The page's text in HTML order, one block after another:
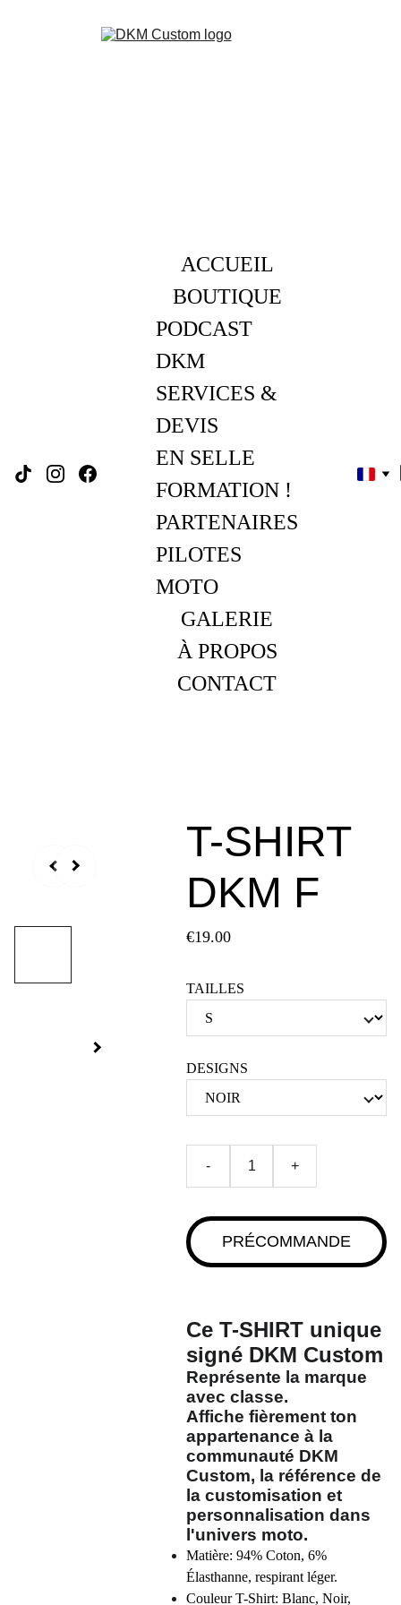
ACCUEIL
BOUTIQUE
PODCAST
DKM
SERVICES &
DEVIS
EN SELLE
FORMATION !
PARTENAIRES
PILOTES
MOTO
GALERIE
À PROPOS
CONTACT
T-SHIRT
DKM F
€19.00
TAILLES
DESIGNS
- +
PRÉCOMMANDE
Ce T-SHIRT unique
signé DKM Custom
Représente la marque
avec classe.
Affiche fièrement ton
appartenance à la
communauté DKM
Custom, la référence de
la customisation et
personnalisation dans
l'univers moto.
Matière: 94% Coton, 6%
Élasthanne, respirant léger.
Couleur T-Shirt: Blanc, Noir,